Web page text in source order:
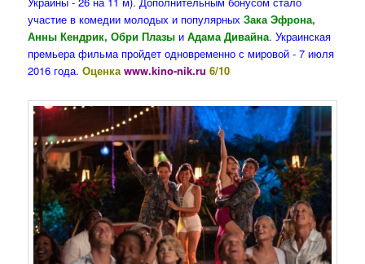
участие в комедии молодых и популярных Зака Эфрона,
Анны Кендрик, Обри Плазы и Адама Дивайна. Украинская
премьера фильма пройдет одновременно с мировой - 7 июля
2016 года.Оценкаwww.kino-nik.ru6/10